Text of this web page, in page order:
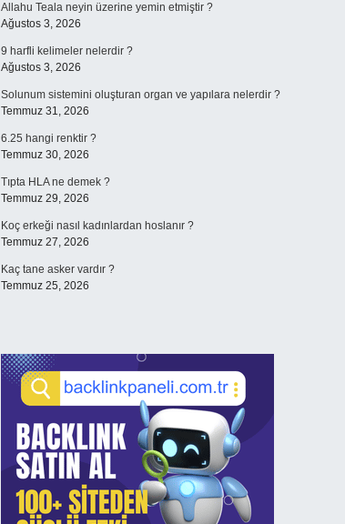
Allahu Teala neyin üzerine yemin etmiştir ?
Ağustos 3, 2026
9 harfli kelimeler nelerdir ?
Ağustos 3, 2026
Solunum sistemini oluşturan organ ve yapılara nelerdir ?
Temmuz 31, 2026
6.25 hangi renktir ?
Temmuz 30, 2026
Tıpta HLA ne demek ?
Temmuz 29, 2026
Koç erkeği nasıl kadınlardan hoslanır ?
Temmuz 27, 2026
Kaç tane asker vardır ?
Temmuz 25, 2026